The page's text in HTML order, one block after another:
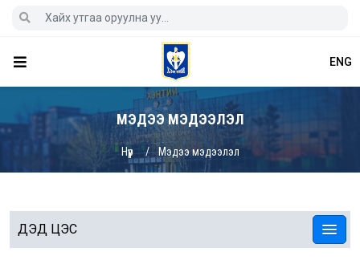
ENG
МЭДЭЭ МЭДЭЭЛЭЛ
Нүүр Мэдээ мэдээлэл
ДЭД ЦЭС